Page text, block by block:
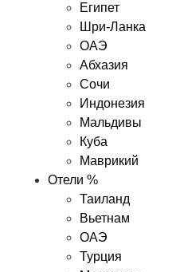
Египет
Шри-Ланка
ОАЭ
Абхазия
Сочи
Индонезия
Мальдивы
Куба
Маврикий
Отели %
Таиланд
Вьетнам
ОАЭ
Турция